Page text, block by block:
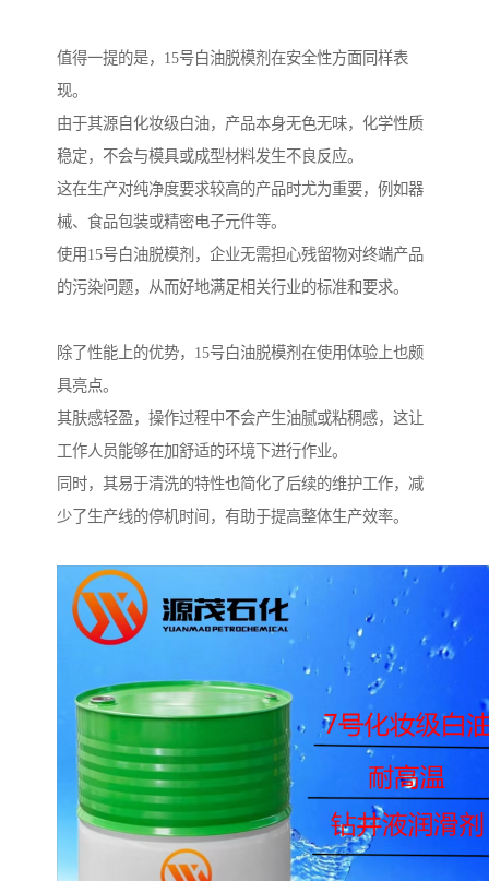
值得一提的是，15号白油脱模剂在安全性方面同样表
现。
由于其源自化妆级白油，产品本身无色无味，化学性质
稳定，不会与模具或成型材料发生不良反应。
这在生产对纯净度要求较高的产品时尤为重要，例如器
械、食品包装或精密电子元件等。
使用15号白油脱模剂，企业无需担心残留物对终端产品
的污染问题，从而好地满足相关行业的标准和要求。
除了性能上的优势，15号白油脱模剂在使用体验上也颇
具亮点。
其肤感轻盈，操作过程中不会产生油腻或粘稠感，这让
工作人员能够在加舒适的环境下进行作业。
同时，其易于清洗的特性也简化了后续的维护工作，减
少了生产线的停机时间，有助于提高整体生产效率。